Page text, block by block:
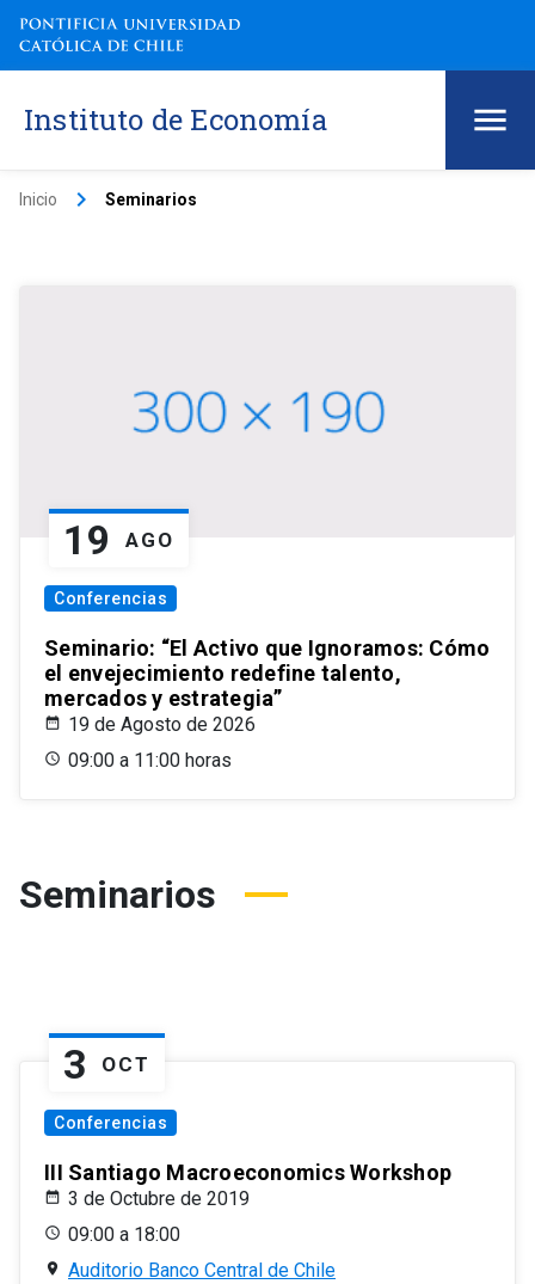
Instituto de Economía
Inicio keyboard_arrow_right Seminarios
19 AGO
Conferencias
Seminario: “El Activo que Ignoramos: Cómo
el envejecimiento redefine talento,
mercados y estrategia”
19 de Agosto de 2026
09:00 a 11:00 horas
Seminarios
3 OCT
Conferencias
III Santiago Macroeconomics Workshop
3 de Octubre de 2019
09:00 a 18:00
Auditorio Banco Central de Chile